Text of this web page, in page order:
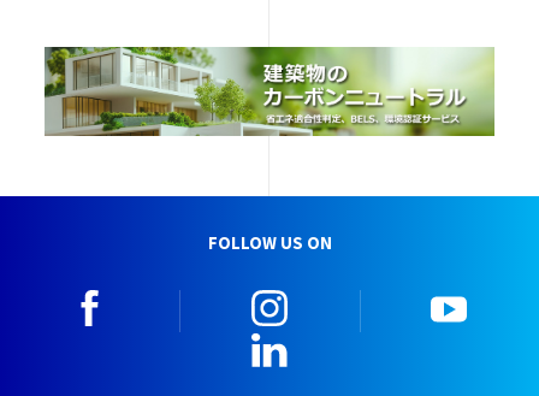
FOLLOW US ON